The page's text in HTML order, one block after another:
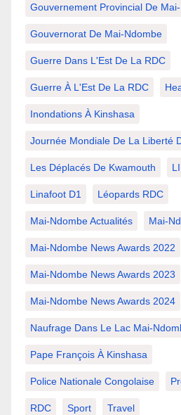
Gouvernement Provincial De
Gouvernorat De Mai-Ndombe
Guerre Dans L'Est De La RDC
Guerre À L'Est De La RDC
Inondations À Kinshasa
Journée Mondiale De La Liberté
Les Déplacés De Kwamouth
Linafoot D1 Léopards RDC
Mai-Ndombe Actualités Mai-
Mai-Ndombe News Awards 2022
Mai-Ndombe News Awards 2023
Mai-Ndombe News Awards 2024
Naufrage Dans Le Lac Mai-
Pape François À Kinshasa
Police Nationale Congolaise
RDC Sport Travel